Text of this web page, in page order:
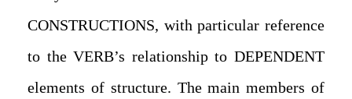
CONSTRUCTIONS, with particular reference
to the VERB’s relationship to DEPENDENT
elements of structure. The main members of